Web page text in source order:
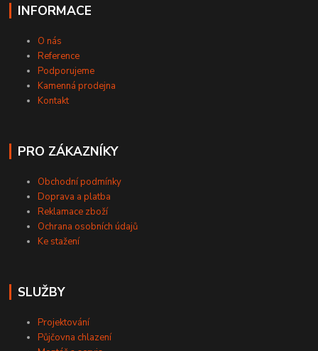
INFORMACE
O nás
Reference
Podporujeme
Kamenná prodejna
Kontakt
PRO ZÁKAZNÍKY
Obchodní podmínky
Doprava a platba
Reklamace zboží
Ochrana osobních údajů
Ke stažení
SLUŽBY
Projektování
Půjčovna chlazení